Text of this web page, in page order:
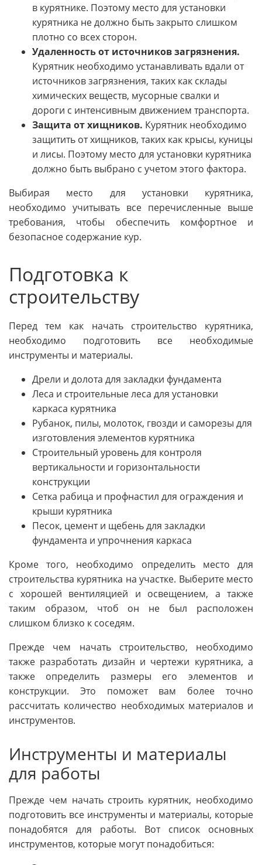
в курятнике. Поэтому место для установки
курятника не должно быть закрыто слишком
плотно со всех сторон.
Удаленность от источников загрязнения.
Курятник необходимо устанавливать вдали от
источников загрязнения, таких как склады
химических веществ, мусорные свалки и
дороги с интенсивным движением транспорта.
Защита от хищников. Курятник необходимо
защитить от хищников, таких как крысы, куницы
и лисы. Поэтому место для установки курятника
должно быть выбрано с учетом этого фактора.
Выбирая место для установки курятника,
необходимо учитывать все перечисленные выше
требования, чтобы обеспечить комфортное и
безопасное содержание кур.
Подготовка к
строительству
Перед тем как начать строительство курятника,
необходимо подготовить все необходимые
инструменты и материалы.
Дрели и долота для закладки фундамента
Леса и строительные леса для установки
каркаса курятника
Рубанок, пилы, молоток, гвозди и саморезы для
изготовления элементов курятника
Строительный уровень для контроля
вертикальности и горизонтальности
конструкции
Сетка рабица и профнастил для ограждения и
крыши курятника
Песок, цемент и щебень для закладки
фундамента и упрочнения каркаса
Кроме того, необходимо определить место для
строительства курятника на участке. Выберите место
с хорошей вентиляцией и освещением, а также
таким образом, чтоб он не был расположен
слишком близко к соседям.
Прежде чем начать строительство, необходимо
также разработать дизайн и чертежи курятника, а
также определить размеры его элементов и
конструкции. Это поможет вам более точно
рассчитать количество необходимых материалов и
инструментов.
Инструменты и материалы
для работы
Прежде чем начать строить курятник, необходимо
подготовить все инструменты и материалы, которые
понадобятся для работы. Вот список основных
инструментов, которые могут понадобиться: